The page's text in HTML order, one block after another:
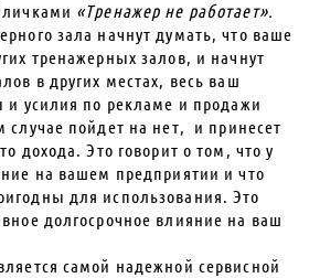
«Тренажер не работает».
зала начнут думать, что ваше
тренажерных залов, и начнут
в других местах, весь ваш
и усилия по рекламе и продажи
случае пойдет на нет, и принесет
дохода. Это говорит о том, что у
на вашем предприятии и что
для использования. Это
долгосрочное влияние на ваш
самой надежной сервисной